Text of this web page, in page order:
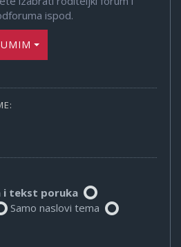
ispod.
i tekst poruka
Samo naslovi tema